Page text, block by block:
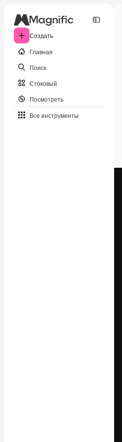
Создать
Главная
Поиск
Стоковый
Посмотреть
Все инструменты